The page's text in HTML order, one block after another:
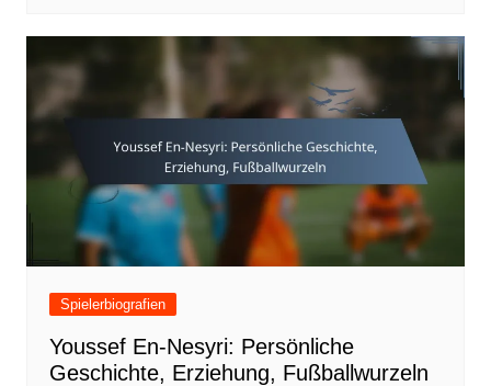
Spielerbiografien
Youssef En-Nesyri: Persönliche
Geschichte, Erziehung, Fußballwurzeln